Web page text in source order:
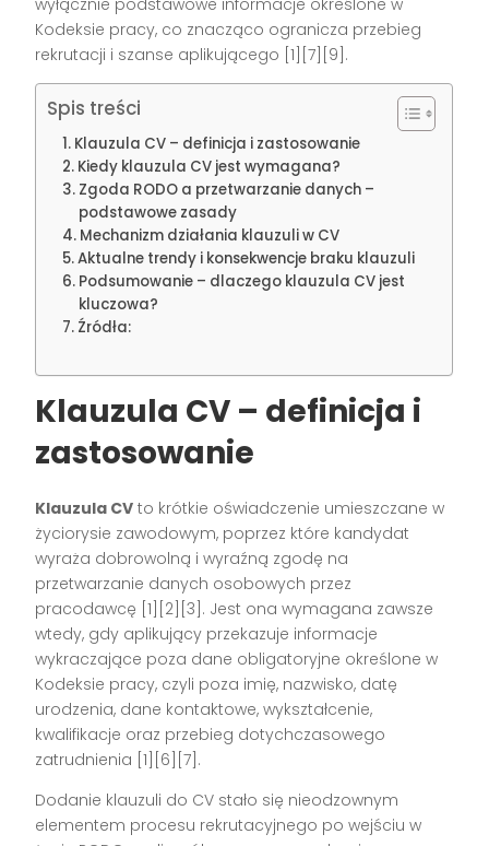
Kodeksie pracy, co znacząco ogranicza przebieg
rekrutacji i szanse aplikującego [1][7][9] .
Spis treści
Klauzula CV – definicja i zastosowanie
Kiedy klauzula CV jest wymagana?
Zgoda RODO a przetwarzanie danych –
podstawowe zasady
Mechanizm działania klauzuli w CV
Aktualne trendy i konsekwencje braku klauzuli
Podsumowanie – dlaczego klauzula CV jest
kluczowa?
Źródła:
Klauzula CV – definicja i
zastosowanie
Klauzula CV to krótkie oświadczenie umieszczane w
życiorysie zawodowym, poprzez które kandydat
wyraża dobrowolną i wyraźną zgodę na
przetwarzanie danych osobowych przez
pracodawcę [1][2][3] . Jest ona wymagana zawsze
wtedy, gdy aplikujący przekazuje informacje
wykraczające poza dane obligatoryjne określone w
Kodeksie pracy, czyli poza imię, nazwisko, datę
urodzenia, dane kontaktowe, wykształcenie,
kwalifikacje oraz przebieg dotychczasowego
zatrudnienia [1][6][7] .
Dodanie klauzuli do CV stało się nieodzownym
elementem procesu rekrutacyjnego po wejściu w